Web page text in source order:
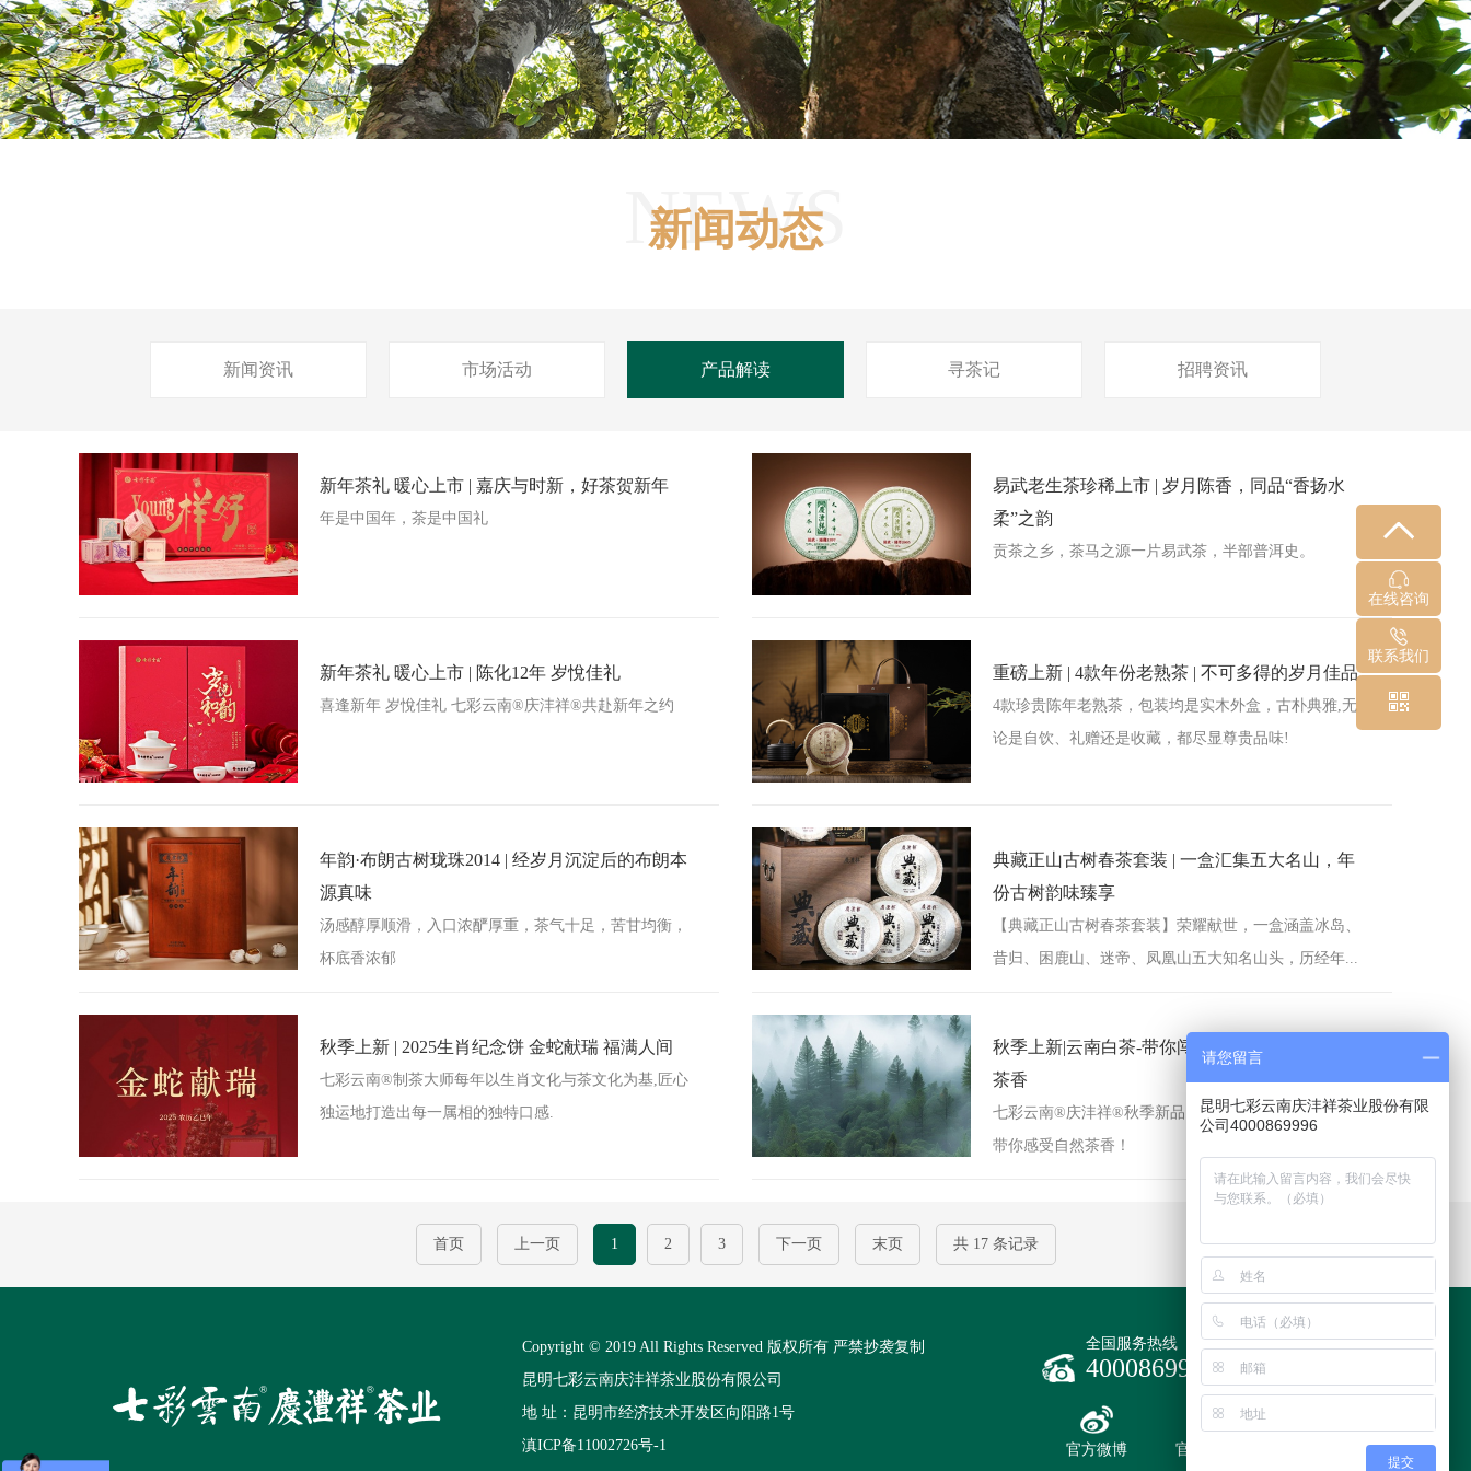
新闻动态
NEWS
新闻资讯 市场活动 产品解读 寻茶记 招聘资讯
新年茶礼 暖心上市 | 嘉庆与时新，好茶贺新年
年是中国年，茶是中国礼
易武老生茶珍稀上市 | 岁月陈香，同品“香扬水
柔”之韵
贡茶之乡，茶马之源一片易武茶，半部普洱史。
新年茶礼 暖心上市 | 陈化12年 岁悅佳礼
喜逢新年 岁悅佳礼 七彩云南®庆沣祥®共赴新年之约
重磅上新 | 4款年份老熟茶 | 不可多得的岁月佳品
4款珍贵陈年老熟茶，包装均是实木外盒，古朴典雅,无
论是自饮、礼赠还是收藏，都尽显尊贵品味!
年韵·布朗古树珑珠2014 | 经岁月沉淀后的布朗本
源真味
汤感醇厚顺滑，入口浓酽厚重，茶气十足，苦甘均衡，
杯底香浓郁
典藏正山古树春茶套装 | 一盒汇集五大名山，年
份古树韵味臻享
【典藏正山古树春茶套装】荣耀献世，一盒涵盖冰岛、
昔归、困鹿山、迷帝、凤凰山五大知名山头，历经年...
秋季上新 | 2025生肖纪念饼 金蛇献瑞 福满人间
七彩云南®制茶大师每年以生肖文化与茶文化为基,匠心
独运地打造出每一属相的独特口感.
秋季上新|云南白茶-带你闯入森林秘境，感受幽韵
茶香
七彩云南®庆沣祥®秋季新品，重磅上新3款云南白茶，
带你感受自然茶香！
首页 上一页 1 2 3 下一页 末页 共 17 条记录
Copyright © 2019 All Rights Reserved 版权所有 严禁抄袭复制
昆明七彩云南庆沣祥茶业股份有限公司
地 址：昆明市经济技术开发区向阳路1号
滇ICP备11002726号-1
全国服务热线
4000869996
官方微博 官方商城
在线咨询
联系我们
请您留言
昆明七彩云南庆沣祥茶业股份有限
公司4000869996
提交